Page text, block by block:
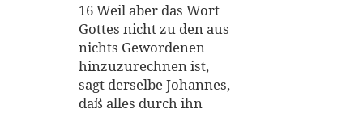
16 Weil aber das Wort
Gottes nicht zu den aus
nichts Gewordenen
hinzuzurechnen ist,
sagt derselbe Johannes,
daß alles durch ihn